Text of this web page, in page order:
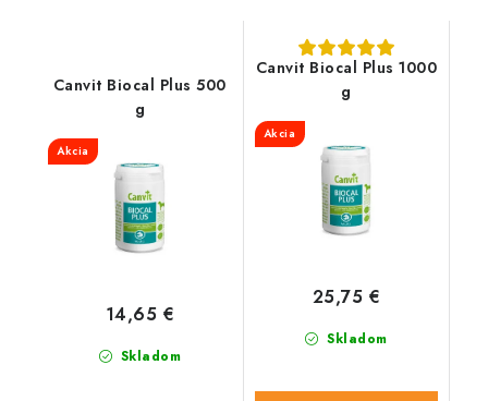
Canvit Biocal Plus 500
g
Akcia
Skladom
14,65 €
Canvit Biocal Plus 1000
g
Akcia
Skladom
25,75 €